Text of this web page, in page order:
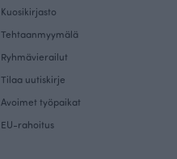
Kuosikirjasto
Tehtaanmyymälä
Ryhmävierailut
Tilaa uutiskirje
Avoimet työpaikat
EU-rahoitus